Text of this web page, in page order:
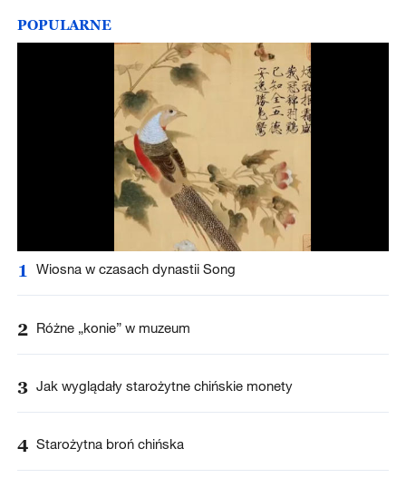
POPULARNE
1 Wiosna w czasach dynastii Song
2 Różne „konie” w muzeum
3 Jak wyglądały starożytne chińskie monety
4 Starożytna broń chińska